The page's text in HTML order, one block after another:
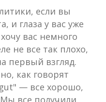
если вы
и глаза у вас уже
вас немного
не все так плохо,
первый взгляд.
как говорят
— все хорошо,
все получили